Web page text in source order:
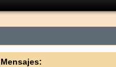
Mensajes: